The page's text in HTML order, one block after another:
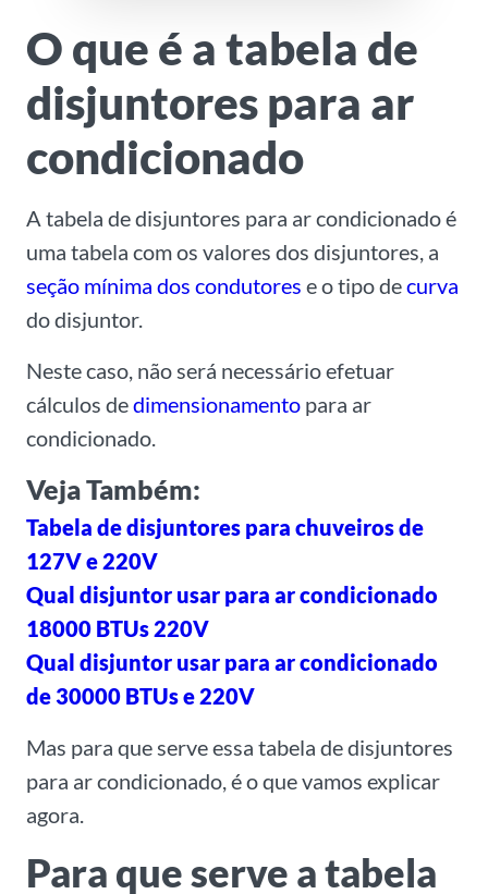
O que é a tabela de
disjuntores para ar
condicionado
A tabela de disjuntores para ar condicionado é
uma tabela com os valores dos disjuntores, a
seção mínima dos condutores e o tipo decurva
do disjuntor.
Neste caso, não será necessário efetuar
cálculos dedimensionamento para ar
condicionado.
Veja Também:
Tabela de disjuntores para chuveiros de
127V e 220V
Qual disjuntor usar para ar condicionado
18000 BTUs 220V
Qual disjuntor usar para ar condicionado
de 30000 BTUs e 220V
Mas para que serve essa tabela de disjuntores
para ar condicionado, é o que vamos explicar
agora.
Para que serve a tabela